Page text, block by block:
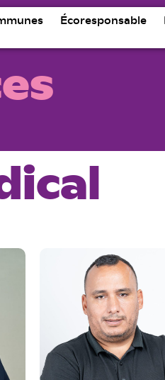
Écoresponsable